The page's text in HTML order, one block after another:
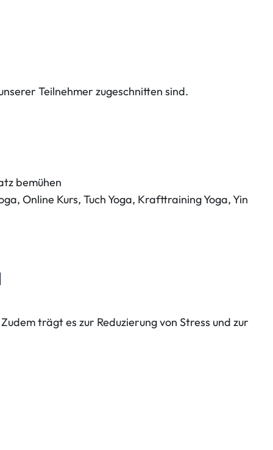
Teilnehmer zugeschnitten sind.
bemühen
Online Kurs, Tuch Yoga, Krafttraining Yoga, Yin
trägt es zur Reduzierung von Stress und zur